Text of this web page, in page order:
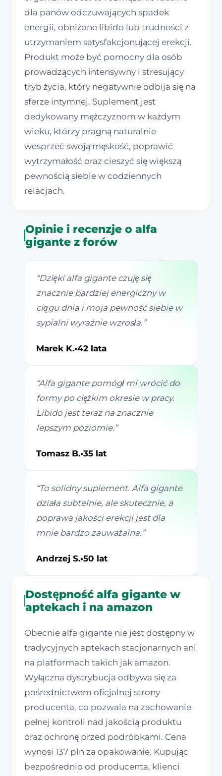
dla panów odczuwających spadek
energii, obniżone libido lub trudności z
utrzymaniem satysfakcjonującej erekcji.
Produkt może być pomocny dla osób
prowadzących intensywny i stresujący
tryb życia, który negatywnie odbija się na
sferze intymnej. Suplement jest
dedykowany mężczyznom w każdym
wieku, którzy pragną naturalnie
wesprzeć swoją męskość, poprawić
wytrzymałość oraz cieszyć się większą
pewnością siebie w codziennych
relacjach.
Opinie i recenzje o alfa
gigante z forów
“Dzięki alfa gigante czuję się
znacznie bardziej energiczny w
ciągu dnia i moja pewność siebie w
sypialni wyraźnie wzrosła. ”
Marek K.•42 lata
“Alfa gigante pomógł mi wrócić do
formy po ciężkim okresie w pracy.
Libido jest teraz na znacznie
lepszym poziomie. ”
Tomasz B.•35 lat
“To solidny suplement. Alfa gigante
działa subtelnie, ale skutecznie, a
poprawa jakości erekcji jest dla
mnie bardzo zauważalna. ”
Andrzej S.•50 lat
Dostępność alfa gigante w
aptekach i na amazon
Obecnie alfa gigante nie jest dostępny w
tradycyjnych aptekach stacjonarnych ani
na platformach takich jak amazon.
Wyłączna dystrybucja odbywa się za
pośrednictwem oficjalnej strony
producenta, co pozwala na zachowanie
pełnej kontroli nad jakością produktu
oraz ochronę przed podróbkami. Cena
wynosi 137 pln za opakowanie. Kupując
bezpośrednio od producenta, klienci